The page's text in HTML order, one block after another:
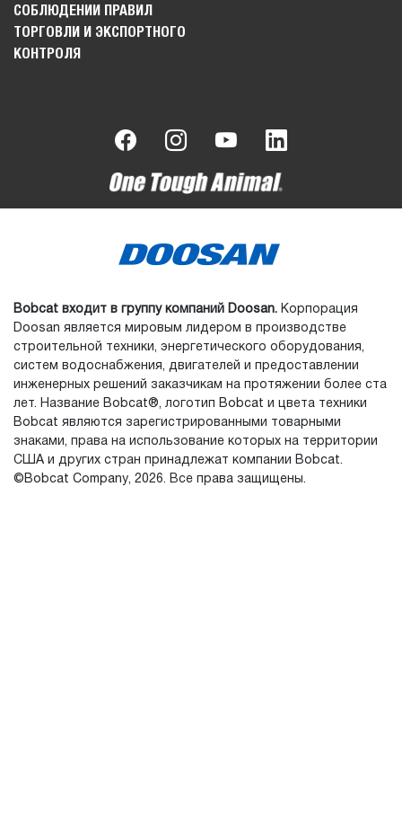
СОБЛЮДЕНИИ ПРАВИЛ
ТОРГОВЛИ И ЭКСПОРТНОГО
КОНТРОЛЯ
Bobcat входит в группу компаний Doosan. Корпорация
Doosan является мировым лидером в производстве
строительной техники, энергетического оборудования,
систем водоснабжения, двигателей и предоставлении
инженерных решений заказчикам на протяжении более ста
лет. Название Bobcat®, логотип Bobcat и цвета техники
Bobcat являются зарегистрированными товарными
знаками, права на использование которых на территории
США и других стран принадлежат компании Bobcat.
©Bobcat Company, 2026. Все права защищены.